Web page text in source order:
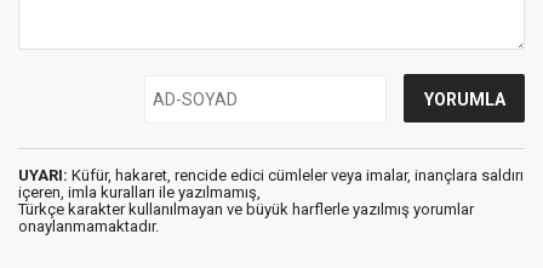
UYARI: Küfür, hakaret, rencide edici cümleler veya imalar, inançlara saldırı
içeren, imla kuralları ile yazılmamış,
Türkçe karakter kullanılmayan ve büyük harflerle yazılmış yorumlar
onaylanmamaktadır.